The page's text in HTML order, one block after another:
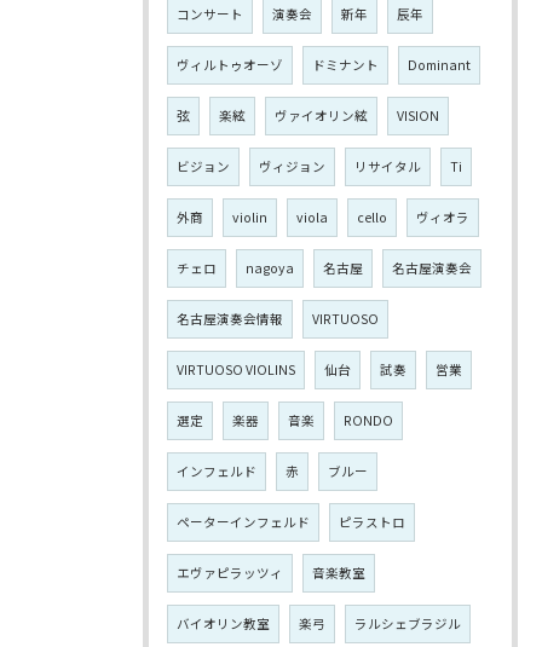
コンサート 演奏会 新年 辰年
ヴィルトゥオーゾ ドミナント Dominant
弦 楽絃 ヴァイオリン絃 VISION
ビジョン ヴィジョン リサイタル Ti
外商 violin viola cello ヴィオラ
チェロ nagoya 名古屋 名古屋演奏会
名古屋演奏会情報 VIRTUOSO
VIRTUOSO VIOLINS 仙台 試奏 営業
選定 楽器 音楽 RONDO
インフェルド 赤 ブルー
ペーターインフェルド ピラストロ
エヴァピラッツィ 音楽教室
バイオリン教室 楽弓 ラルシェブラジル